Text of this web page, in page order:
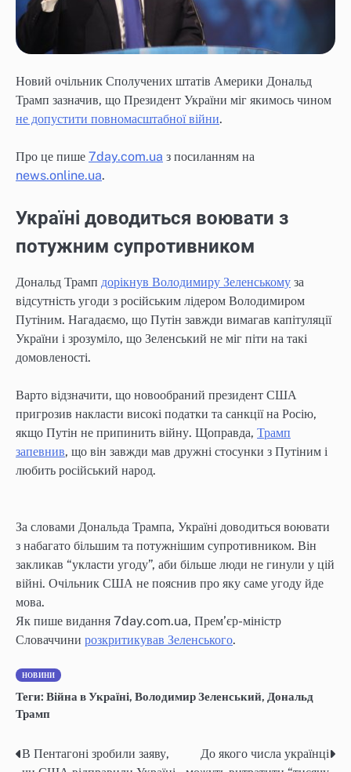
Новий очільник Сполучених штатів Америки Дональд
Трамп зазначив, що Президент України міг якимось чином
не допустити повномасштабної війни.
Про це пише 7day.com.ua з посиланням на
news.online.ua.
Україні доводиться воювати з
потужним супротивником
Дональд Трамп дорікнув Володимиру Зеленському за
відсутність угоди з російським лідером Володимиром
Путіним. Нагадаємо, що Путін завжди вимагав капітуляції
України і зрозуміло, що Зеленський не міг піти на такі
домовленості.
Варто відзначити, що новообраний президент США
пригрозив накласти високі податки та санкції на Росію,
якщо Путін не припинить війну. Щоправда, Трамп
запевнив, що він завжди мав дружні стосунки з Путіним і
любить російський народ.
За словами Дональда Трампа, Україні доводиться воювати
з набагато більшим та потужнішим супротивником. Він
закликав “укласти угоду”, аби більше люди не гинули у цій
війні. Очільник США не пояснив про яку саме угоду йде
мова.
Як пише видання 7day.com.ua, Прем’єр-міністр
Словаччини розкритикував Зеленського.
НОВИНИ
Теги: Війна в Україні, Володимир Зеленський, Дональд
Трамп
Навігація
В Пентагоні зробили заяву,
До якого числа українці